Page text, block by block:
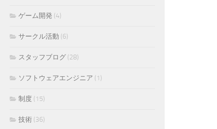
ゲーム開発 (4)
サークル活動 (6)
スタッフブログ (28)
ソフトウェアエンジニア (1)
制度 (15)
技術 (36)